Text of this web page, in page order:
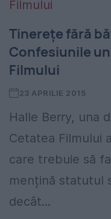
Tinerețe fără
Confesiunile
Filmului
23 APRILIE 2015
Halle Berry, una
Cetatea Filmului
care trebuie să
mențină statutul
decât...